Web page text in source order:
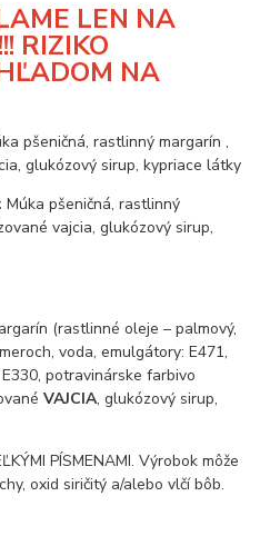
LEN NA
RIZIKO
NA
pšeničná,rastlinný margarín,
glukózový sirup, kypriace látky
Múka pšeničná, rastlinný
vajcia, glukózový sirup,
(rastlinné oleje – palmový,
voda, emulgátory: E471,
potravinárske farbivo
VAJCIA, glukózový sirup,
PÍSMENAMI. Výrobok môže
oxid siričitý a/alebo vlčí bôb.